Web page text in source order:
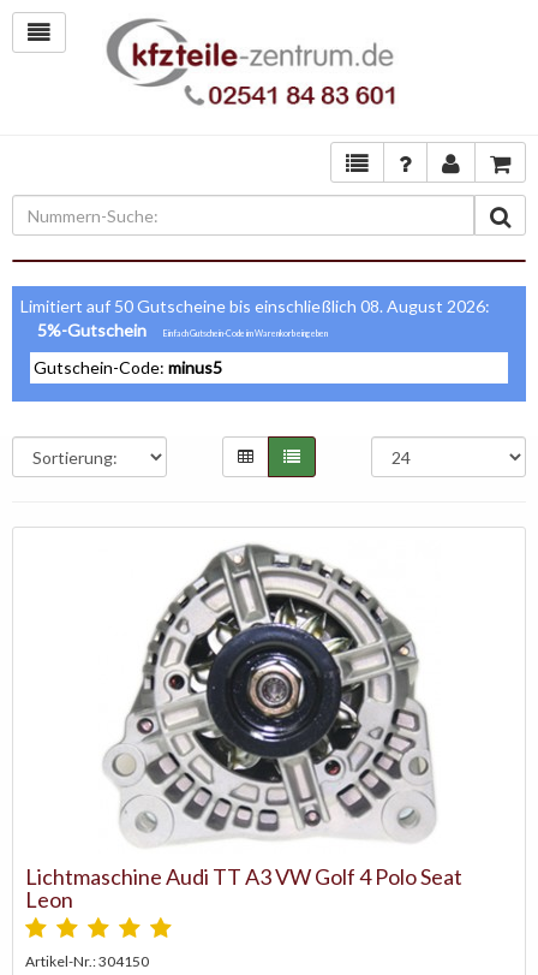
Limitiert auf 50 Gutscheine bis einschließlich 08. August 2026:
5%-Gutschein
Gutschein-Code: minus5
Lichtmaschine Audi TT A3 VW Golf 4 Polo Seat
Leon
Artikel-Nr.: 304150